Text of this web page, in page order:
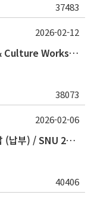
37483
(~2/19) 아시아대학연맹 AUA-CU Arts & Culture Workshop Camp 2026 참가자 선발 안내
38073
2026-02-12
(2/20~) 2026학년도 제1학기 등록금 수납 (납부) / SNU 26-1 Tuition fee payment notice
40406
2026-02-06